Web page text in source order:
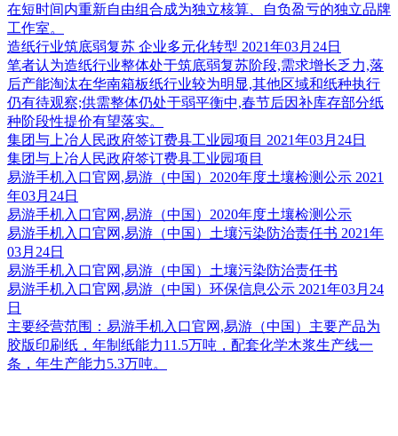
在短时间内重新自由组合成为独立核算、自负盈亏的独立品牌
工作室。
造纸行业筑底弱复苏 企业多元化转型 2021年03月24日
笔者认为造纸行业整体处于筑底弱复苏阶段,需求增长乏力,落
后产能淘汰在华南箱板纸行业较为明显,其他区域和纸种执行
仍有待观察;供需整体仍处于弱平衡中,春节后因补库存部分纸
种阶段性提价有望落实。
集团与上冶人民政府签订费县工业园项目 2021年03月24日
集团与上冶人民政府签订费县工业园项目
易游手机入口官网,易游（中国）2020年度土壤检测公示 2021
年03月24日
易游手机入口官网,易游（中国）2020年度土壤检测公示
易游手机入口官网,易游（中国）土壤污染防治责任书 2021年
03月24日
易游手机入口官网,易游（中国）土壤污染防治责任书
易游手机入口官网,易游（中国）环保信息公示 2021年03月24
日
主要经营范围：易游手机入口官网,易游（中国）主要产品为
胶版印刷纸，年制纸能力11.5万吨，配套化学木浆生产线一
条，年生产能力5.3万吨。